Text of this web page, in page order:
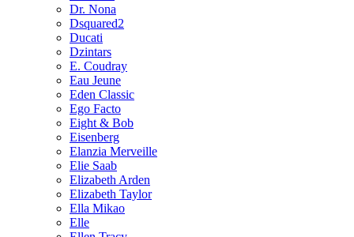
Dr. Nona
Dsquared2
Ducati
Dzintars
E. Coudray
Eau Jeune
Eden Classic
Ego Facto
Eight & Bob
Eisenberg
Elanzia Merveille
Elie Saab
Elizabeth Arden
Elizabeth Taylor
Ella Mikao
Elle